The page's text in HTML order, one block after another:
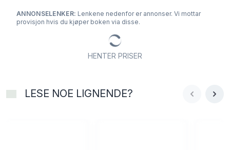
ANNONSELENKER: Lenkene nedenfor er annonser. Vi mottar
provisjon hvis du kjøper boken via disse.
HENTER PRISER
LESE NOE LIGNENDE?